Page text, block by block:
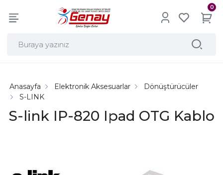
0
S-link IP-820 Ipad OTG Kablo
Anasayfa Elektronik Aksesuarlar
Dönüştürücüler
S-LINK